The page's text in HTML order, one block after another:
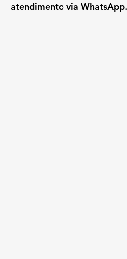
atendimento via WhatsApp.